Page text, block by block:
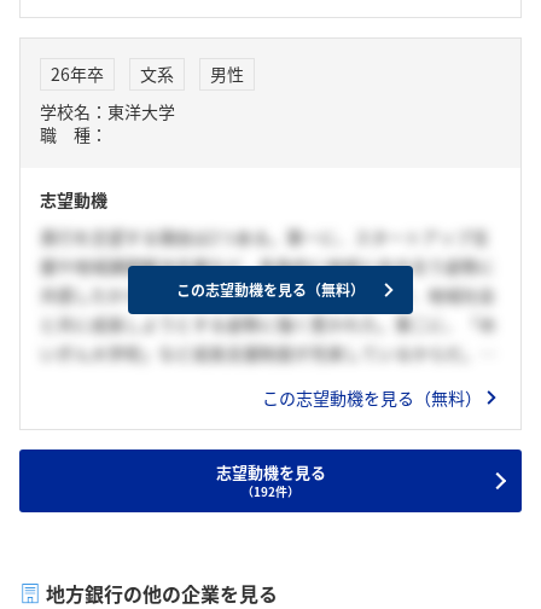
26年卒 文系
男性
学校名：東洋大学
職 種：
志望動機
貴行を志望する理由は2つある。第一に、スタートアップ支
援や地域課題解決支援など、多角的に地域と向き合う姿勢に
共感したからだ。単なる金融サービスに留まらず、地域社会
と共に成長しようとする姿勢に強く惹かれた。第二に、「め
いぎん大学校」など成長支援制度が充実しているからだ。こ
築ける環境があると感じた。以上より、貴行で地域に根ざし
この志望動機を見る（無料）
この志望動機を見る（無料）
志望動機を見る
（192件）
地方銀行の他の企業を見る